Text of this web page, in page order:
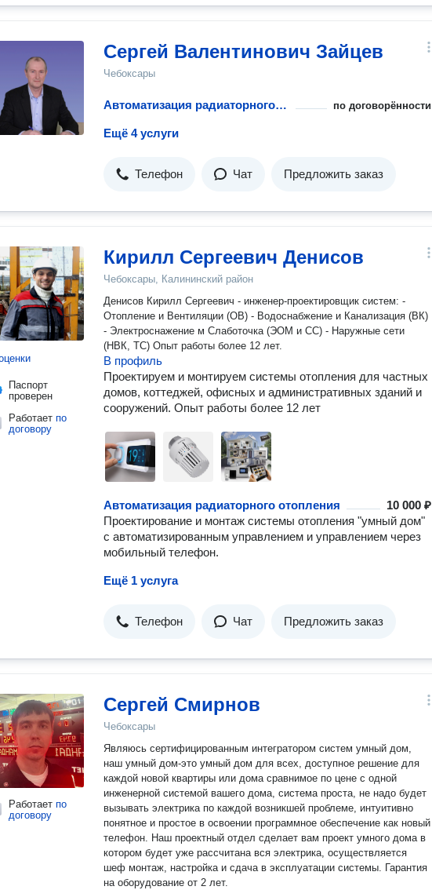
Сергей Валентинович Зайцев
Чебоксары
Автоматизация радиаторного отопления по договорённости
Ещё 4 услуги
Телефон Чат Предложить заказ
Паспорт
проверен
Работает по
договору
Кирилл Сергеевич Денисов
Чебоксары, Калининский район
Денисов Кирилл Сергеевич - инженер-проектировщик систем: -
Отопление и Вентиляции (ОВ) - Водоснабжение и Канализация (ВК)
- Электроснажение м Слаботочка (ЭОМ и СС) - Наружные сети
(НВК, ТС) Опыт работы более 12 лет.
В профиль
Проектируем и монтируем системы отопления для частных
домов, коттеджей, офисных и административных зданий и
сооружений. Опыт работы более 12 лет
Автоматизация радиаторного отопления
10 000 ₽
Проектирование и монтаж системы отопления "умный дом"
с автоматизированным управлением и управлением через
мобильный телефон.
Ещё 1 услуга
Телефон Чат Предложить заказ
Работает по
договору
Сергей Смирнов
Чебоксары
Являюсь сертифицированным интегратором систем умный дом,
наш умный дом-это умный дом для всех, доступное решение для
каждой новой квартиры или дома сравнимое по цене с одной
инженерной системой вашего дома, система проста, не надо будет
вызывать электрика по каждой возникшей проблеме, интуитивно
понятное и простое в освоении программное обеспечение как новый
телефон. Наш проектный отдел сделает вам проект умного дома в
котором будет уже рассчитана вся электрика, осуществляется
шеф монтаж, настройка и сдача в эксплуатации системы. Гарантия
на оборудование от 2 лет.